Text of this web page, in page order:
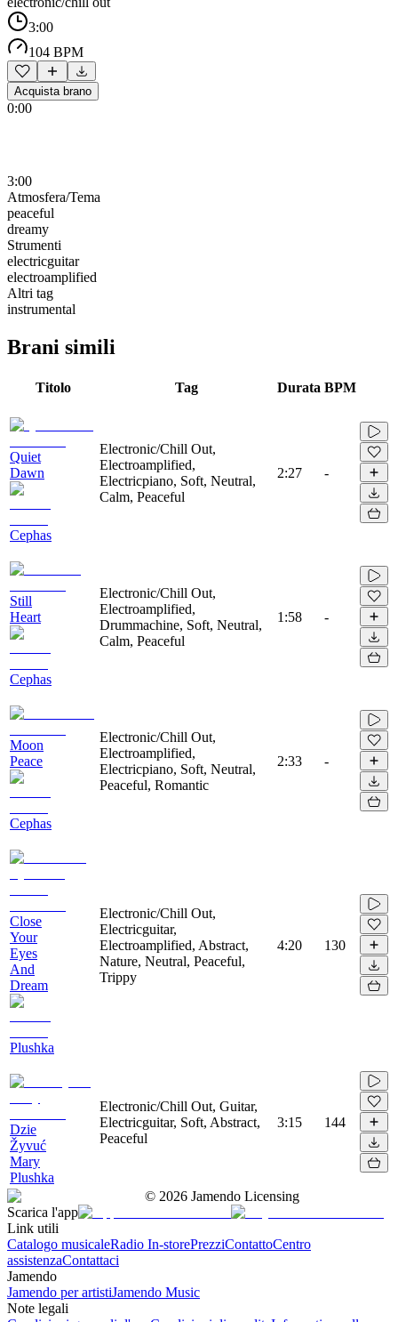
3:00
104 BPM
Acquista brano
0:00
3:00
Atmosfera/Tema
peaceful
dreamy
Strumenti
electricguitar
electroamplified
Altri tag
instrumental
Brani simili
Titolo Tag Durata BPM
Quiet
Dawn
Cephas
Electronic/Chill Out,
Electroamplified,
Electricpiano, Soft, Neutral,
Calm, Peaceful
2:27 -
Still
Heart
Cephas
Electronic/Chill Out,
Electroamplified,
Drummachine, Soft, Neutral,
Calm, Peaceful
1:58 -
Moon
Peace
Cephas
Electronic/Chill Out,
Electroamplified,
Electricpiano, Soft, Neutral,
Peaceful, Romantic
2:33 -
Close
Your
Eyes
And
Dream
Plushka
Electronic/Chill Out,
Electricguitar,
Electroamplified, Abstract,
Nature, Neutral, Peaceful,
Trippy
4:20 130
Dzie
Žyvuć
Mary
Plushka
Electronic/Chill Out, Guitar,
Electricguitar, Soft, Abstract,
Peaceful
3:15 144
© 2026 Jamendo Licensing
Scarica l'app
Link utili
Catalogo musicaleRadio In-storePrezziContattoCentro
assistenzaContattaci
Jamendo
Jamendo per artistiJamendo Music
Note legali